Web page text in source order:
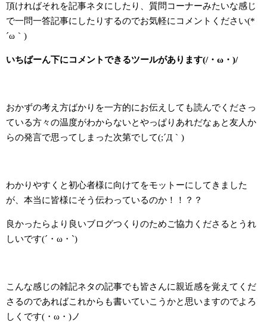
頂ければそれを記事ネタにしたり、質問コーナーみたいな感じ
で一問一答記事にしたりするのでお気軽にコメントください(*
´ω｀)
いちばーん下にコメントできるツールがあります(/・ω・)/
おかずの考え方ばかりを一方的にお伝えしても読んでくださっ
ている方々の温度がわからないとやっぱりあれだなぁと友人か
らの発言で思ってしまった次第でして(;´Д｀)
わかりやすくと初心者様に向けてをモットーにしてきました
が、本当に皆様にそう伝わっているのか！！？？
良かったらより良いブログつくりのためご協力くださるとうれ
しいです(´・ω・`)
こんな感じの雑記ネタの記事でも皆さんに親近感を覚えてくだ
さるのであればこれからも書いていこうかと思いますのでよろ
しくです(・ω・)ノ